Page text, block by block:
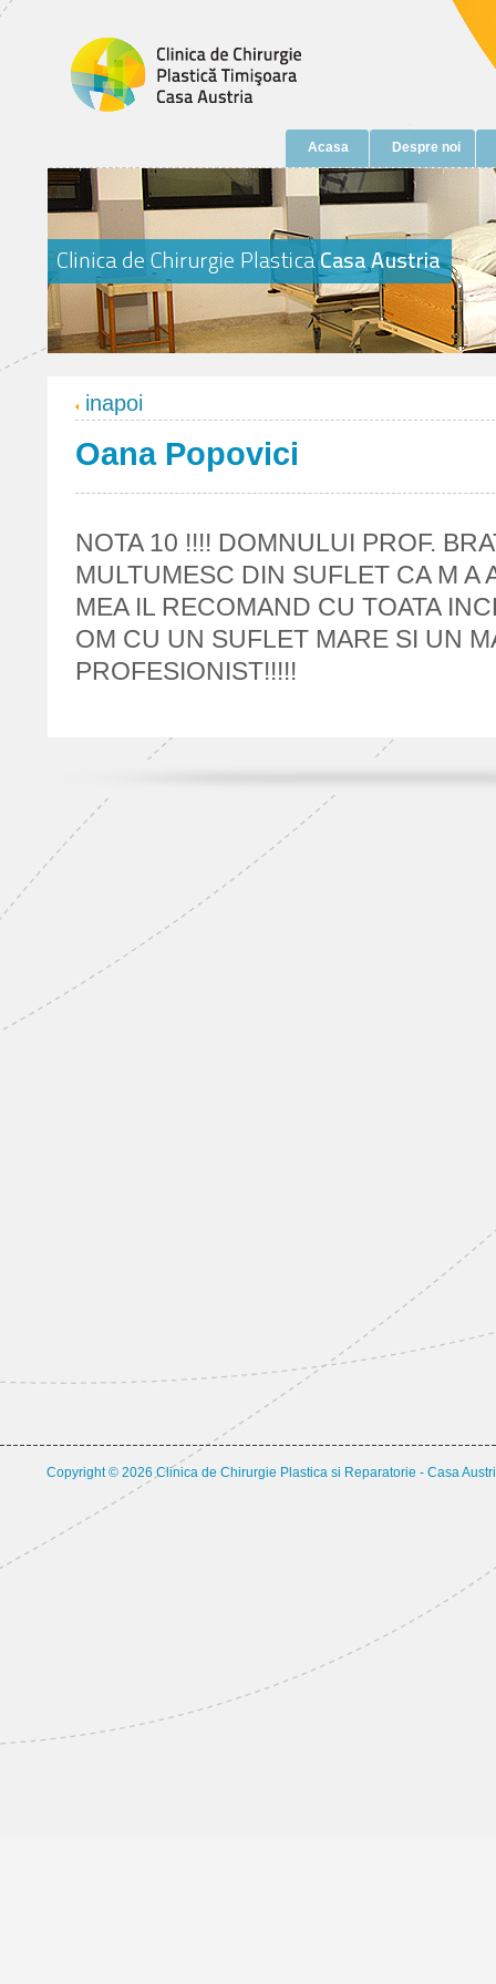
Acasa Despre noi
inapoi
Oana Popovici
NOTA 10 !!!! DOMNULUI PROF.
MULTUMESC DIN SUFLET CA M A
MEA IL RECOMAND CU TOATA
OM CU UN SUFLET MARE SI UN
PROFESIONIST!!!!!
Copyright © 2026 Clinica de Chirurgie Plastica si Reparatorie - Casa